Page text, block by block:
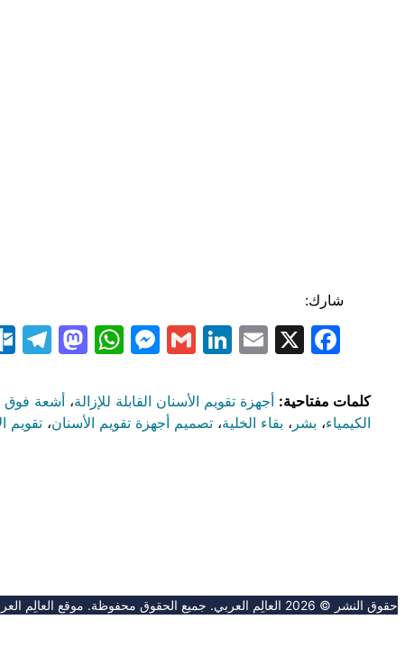
شارك:
Facebook
X
Email
LinkedIn
Gmail
كلمات مفتاحية: أجهزة تقويم الأسنان القابلة للإزالة، أشعة فوق
الكيمياء، بشر ، بقاء الخلية، تصميم أجهزة تقويم الأسنان، تقويم
حقوق النشر © 2026 العالِم العربي. جميع الحقوق محفوظة. موقع العالِم العربي غير مسؤول عن محتوى المواقع الخارجية.